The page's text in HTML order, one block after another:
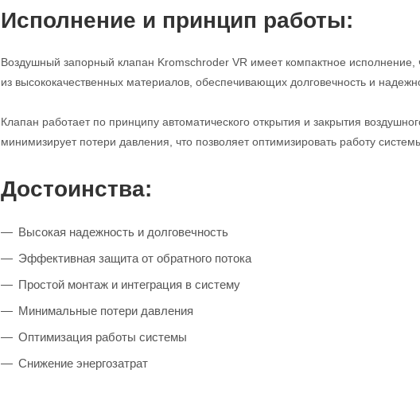
Исполнение и принцип работы:
Воздушный запорный клапан Kromschroder VR имеет компактное исполнение,
из высококачественных материалов, обеспечивающих долговечность и
Клапан работает по принципу автоматического открытия и закрытия
минимизирует потери давления, что позволяет оптимизировать работу
Достоинства:
Высокая надежность и долговечность
Эффективная защита от обратного потока
Простой монтаж и интеграция в систему
Минимальные потери давления
Оптимизация работы системы
Снижение энергозатрат